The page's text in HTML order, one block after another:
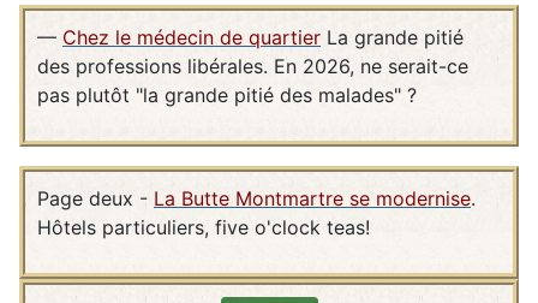
— Chez le médecin de quartier La grande pitié
des professions libérales. En 2026, ne serait-ce
pas plutôt "la grande pitié des malades" ?
Page deux - La Butte Montmartre se modernise.
Hôtels particuliers, five o'clock teas!